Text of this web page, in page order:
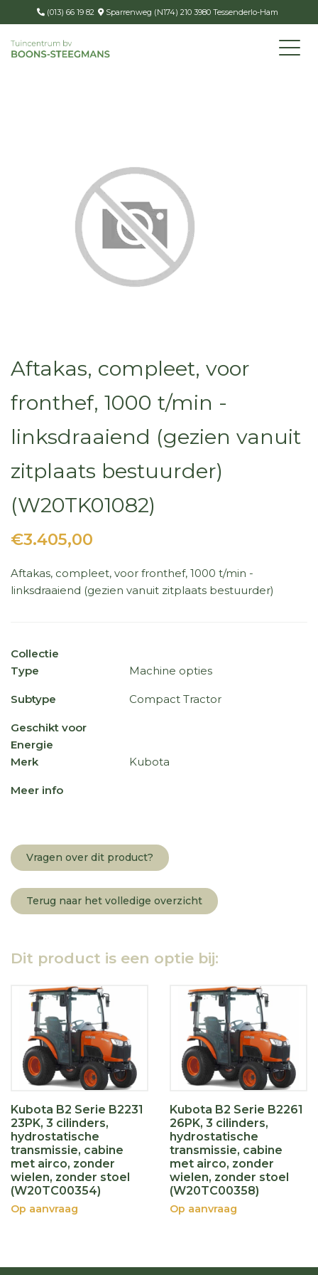
(013) 66 19 82 Sparrenweg (N174) 210 3980 Tessenderlo-Ham
Aftakas, compleet, voor
fronthef, 1000 t/min -
linksdraaiend (gezien vanuit
zitplaats bestuurder)
(W20TK01082)
€3.405,00
Aftakas, compleet, voor fronthef, 1000 t/min -
linksdraaiend (gezien vanuit zitplaats bestuurder)
Collectie
Type
Machine opties
Subtype Compact Tractor
Geschikt voor
Energie
Merk
Kubota
Meer info
Vragen over dit product?
Terug naar het volledige overzicht
Dit product is een optie bij:
Kubota B2 Serie B2231
23PK, 3 cilinders,
hydrostatische
transmissie, cabine
met airco, zonder
wielen, zonder stoel
(W20TC00354)
Op aanvraag
Kubota B2 Serie B2261
26PK, 3 cilinders,
hydrostatische
transmissie, cabine
met airco, zonder
wielen, zonder stoel
(W20TC00358)
Op aanvraag